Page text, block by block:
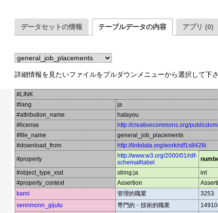
データセットの情報 テーブルデータの内容 アプリ (0)
詳細情報を見たいファイルをプルダウンメニューから選択して下
#LINK
#lang
ja
#attribution_name
hatayou
#license
http://creativecommons.org/
#file_name
general_job_placements
#download_from
http://linkdata.org/work/rdf1s8428i
#property
http://www.w3.org/2000/01/rdf-
schema#label
#object_type_xsd
string:ja
int
#property_context
Assertion
kanri
管理的職業
3253
sennmonn_gijutu
専門的・技術的職業